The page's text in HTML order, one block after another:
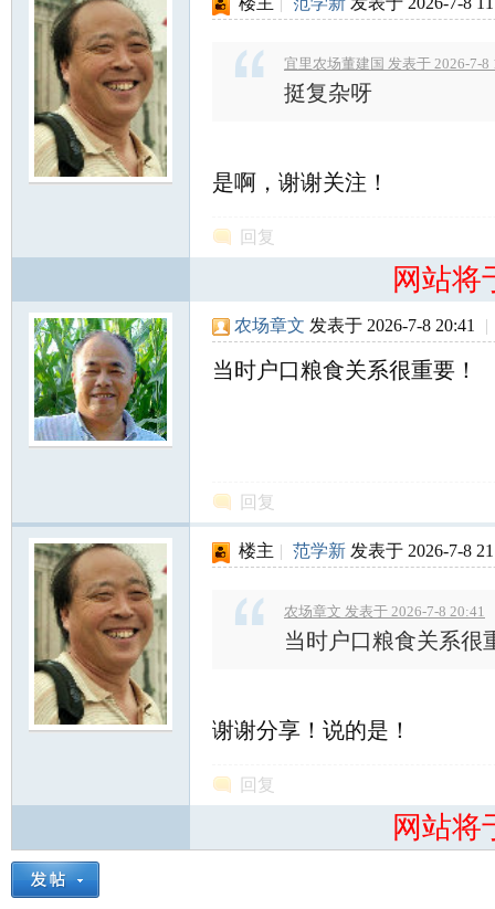
宜里农场董建国 发表于 2026-7-8
挺复杂呀
是啊，谢谢关注！
回复
网站将
农场章文 发表于 2026-7-8 20:41 |
当时户口粮食关系很重要！
回复
楼主 | 范学新 发表于 2026-7-8
农场章文 发表于 2026-7-8 20:41
当时户口粮食关系很
谢谢分享！说的是！
回复
网站将